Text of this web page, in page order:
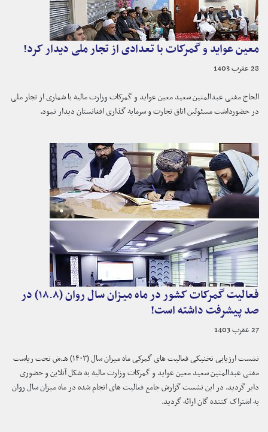
معین عواید و گمرکات با تعدادی از تجار ملی دیدار کرد!
28 عقرب 1403
الحاج مفتی عبدالمتین سعید معین عواید و گمرکات وزارت مالیه با شماری از تجار ملی
در حضورداشت مسئولین اتاق تجارت و سرمایه گذاری افغانستان دیدار نمود.
فعالیت گمرکات کشور در ماه میزان سال روان (۱۸.۸) در
صد پیشرفت داشته است!
27 عقرب 1403
نشست ارزیابی تخنیکی فعالیت های گمرکی ماه میزان سال (۱۴۰۳) هـ.ش تحت ریاست
مفتی عبدالمتین سعید معین عواید و گمرکات وزارت مالیه به شکل آنلاین و حضوری
دایر گردید. در این نشست گزارش جامع فعالیت های انجام شده در ماه میزان سال روان
به اشتراک کننده گان ارائه گردید.